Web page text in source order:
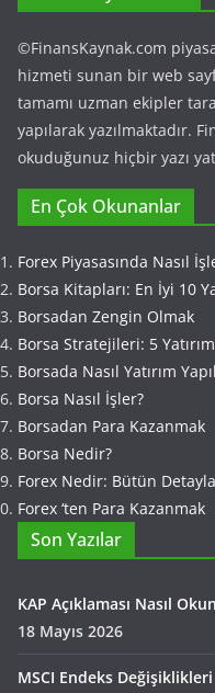
©FinansKaynak.com
hizmeti sunan bir web
tamamı uzman ekipler
yapılarak yazılmaktadır.
okuduğunuz hiçbir yazı
En Çok Okunanlar
Forex Piyasasında Nasıl
Borsa Kitapları: En İyi 10
Borsadan Zengin Olmak
Borsa Stratejileri: 5
Borsada Nasıl Yatırım
Borsa Nasıl İşler?
Borsadan Para Kazanmak
Borsa Nedir?
Forex Nedir: Bütün
Forex ‘ten Para Kazanmak
Son Yazılar
KAP Açıklaması Nasıl
18 Mayıs 2026
MSCI Endeks